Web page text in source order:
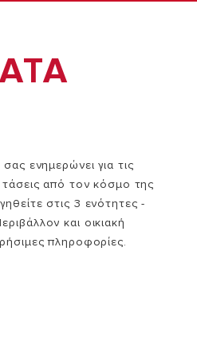
ενημερώνει για τις
τάσεις από τον κόσμο της
στις 3 ενότητες -
και οικιακή
πληροφορίες.